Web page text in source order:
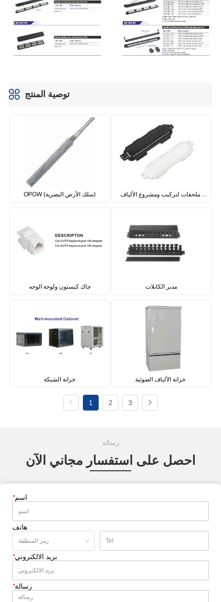
توصية المنتج
OPGW (سلك الأرض البصرية)
ملحقات لتركيب ومشروع الألياف
جاك كيستون ولوحة الوجه مدير الكابلات
خزانة الشبكة
1 2 3
رسالة
احصل على استفسار مجاني الآن
*اسم
هاتف
*بريد الالكتروني
*رسالة